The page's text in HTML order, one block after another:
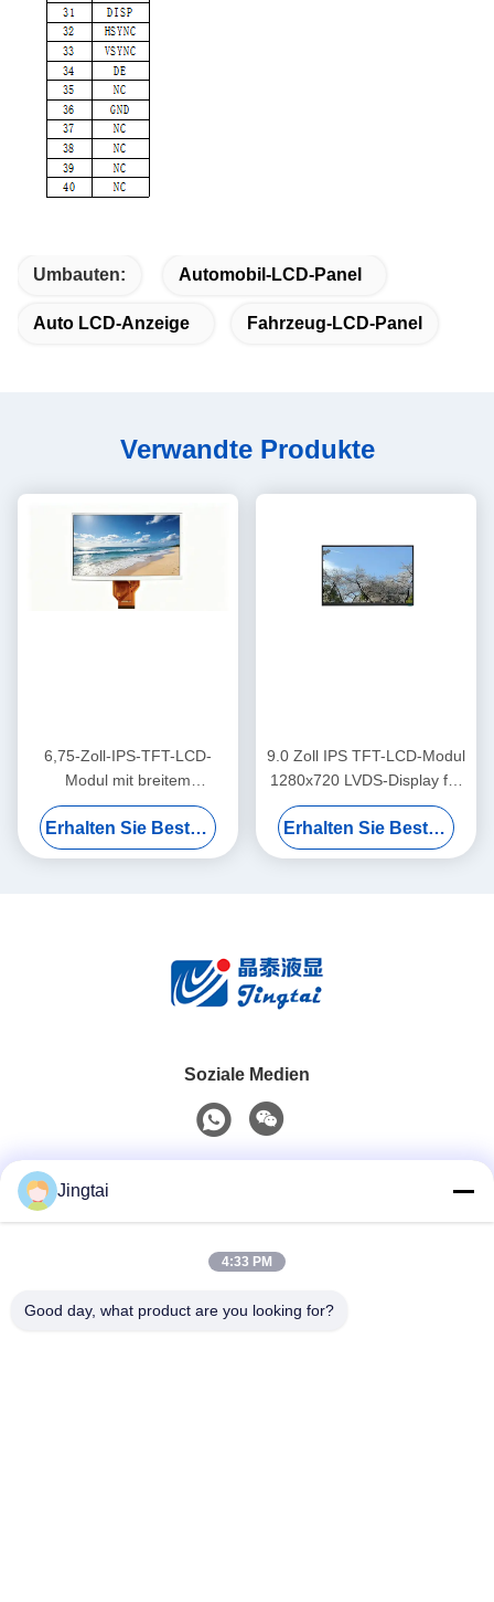
Umbauten: Automobil-LCD-Panel
Auto LCD-Anzeige Fahrzeug-LCD-Panel
Verwandte Produkte
6,75-Zoll-IPS-TFT-LCD-
Modul mit breitem
Anzeigefeld für Kfz-
Anzeigegeräte
Erhalten Sie Besten Preis
9.0 Zoll IPS TFT-LCD-Modul
1280x720 LVDS-Display für
das Automobil-
Armaturenbrett Erhalten Sie Besten Preis
Soziale Medien
0086-755-27491128
Jingtai
4:33 PM
Good day, what product are you looking for?